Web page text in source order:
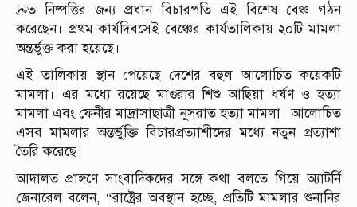
দ্রুত নিষ্পত্তির জন্য প্রধান বিচারপতি এই বিশেষ বেঞ্চ গঠন
করেছেন। প্রথম কার্যদিবসেই বেঞ্চের কার্যতালিকায় ২০টি মামলা
অন্তর্ভুক্ত করা হয়েছে।
এই তালিকায় স্থান পেয়েছে দেশের বহুল আলোচিত কয়েকটি
মামলা। এর মধ্যে রয়েছে মাগুরার শিশু আছিয়া ধর্ষণ ও হত্যা
মামলা এবং ফেনীর মাদ্রাসাছাত্রী নুসরাত হত্যা মামলা। আলোচিত
এসব মামলার অন্তর্ভুক্তি বিচারপ্রত্যাশীদের মধ্যে নতুন প্রত্যাশা
তৈরি করেছে।
আদালত প্রাঙ্গণে সাংবাদিকদের সঙ্গে কথা বলতে গিয়ে অ্যাটর্নি
জেনারেল বলেন, “রাষ্ট্রের অবস্থান হচ্ছে, প্রতিটি মামলার শুনানির